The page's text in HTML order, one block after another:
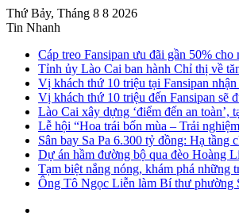
Thứ Bảy, Tháng 8 8 2026
Tin Nhanh
Cáp treo Fansipan ưu đãi gần 50%
Tỉnh ủy Lào Cai ban hành Chỉ thị về
Vị khách thứ 10 triệu tại Fansipan
Vị khách thứ 10 triệu đến Fansipan sẽ
Lào Cai xây dựng ‘điểm đến an toàn’,
Lễ hội “Hoa trái bốn mùa – Trải
Sân bay Sa Pa 6.300 tỷ đồng: Hạ
Dự án hầm đường bộ qua đèo Hoàng
Tạm biệt nắng nóng, khám phá những
Ông Tô Ngọc Liễn làm Bí thư phường